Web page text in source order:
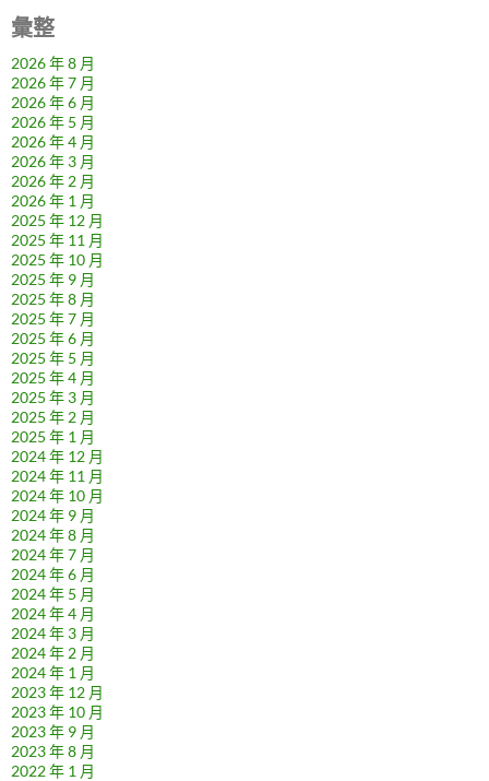
彙整
2026 年 8 月
2026 年 7 月
2026 年 6 月
2026 年 5 月
2026 年 4 月
2026 年 3 月
2026 年 2 月
2026 年 1 月
2025 年 12 月
2025 年 11 月
2025 年 10 月
2025 年 9 月
2025 年 8 月
2025 年 7 月
2025 年 6 月
2025 年 5 月
2025 年 4 月
2025 年 3 月
2025 年 2 月
2025 年 1 月
2024 年 12 月
2024 年 11 月
2024 年 10 月
2024 年 9 月
2024 年 8 月
2024 年 7 月
2024 年 6 月
2024 年 5 月
2024 年 4 月
2024 年 3 月
2024 年 2 月
2024 年 1 月
2023 年 12 月
2023 年 10 月
2023 年 9 月
2023 年 8 月
2022 年 1 月